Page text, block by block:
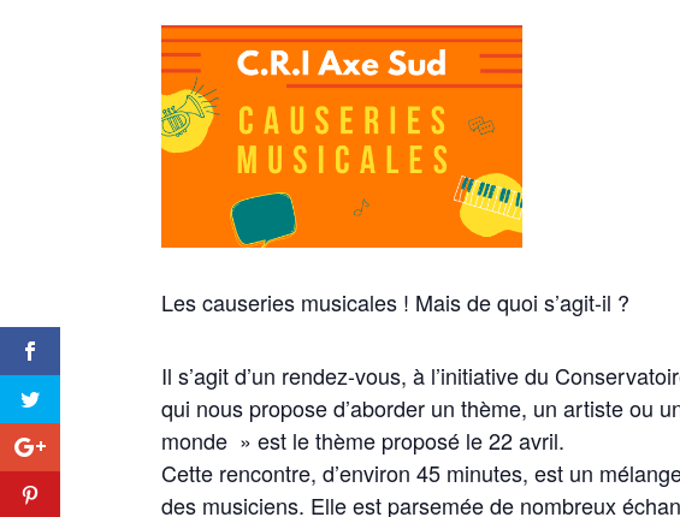
Les causeries musicales ! Mais de quoi s’agit-il ?
Il s’agit d’un rendez-vous, à l’initiative du
qui nous propose d’aborder un thème, un artiste ou
monde » est le thème proposé le 22 avril.
Cette rencontre, d’environ 45 minutes, est un
des musiciens. Elle est parsemée de nombreux